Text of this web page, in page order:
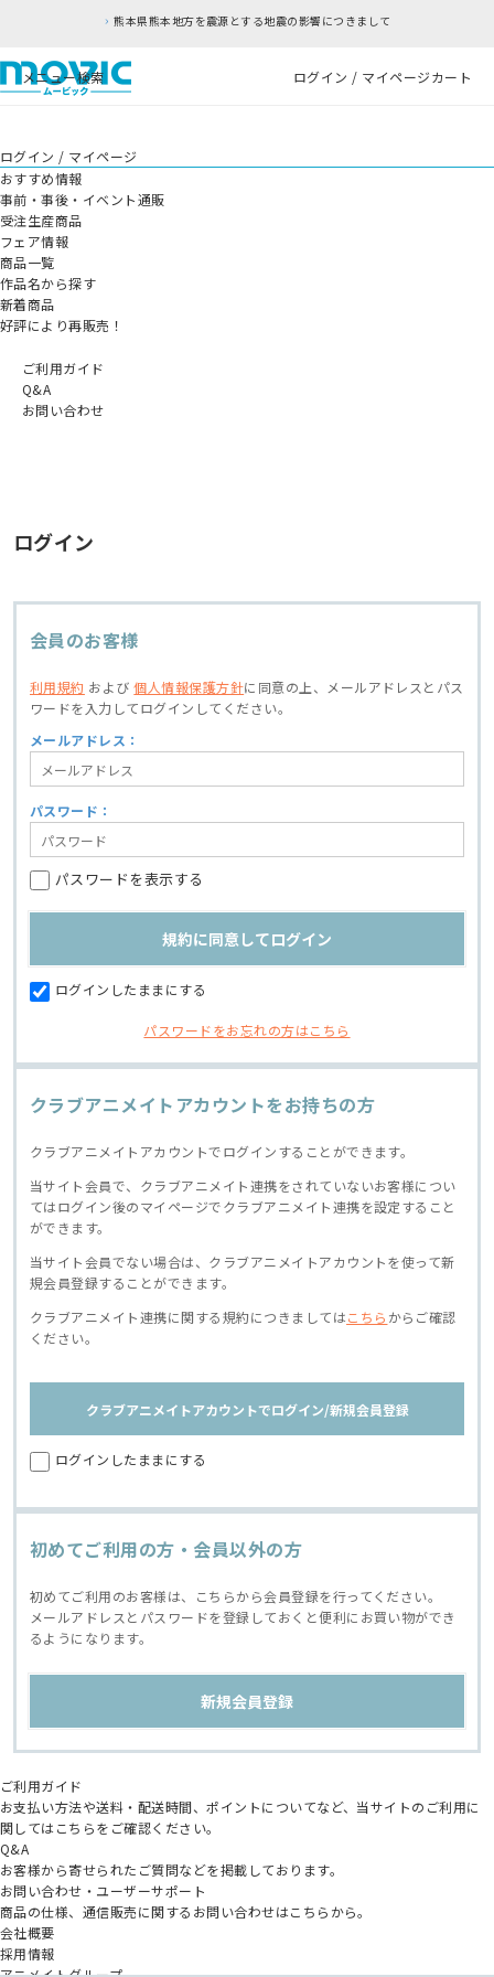
熊本県熊本地方を震源とする地震の影響につきまして
メニュー検索 ログイン / マイページカート
ログイン / マイページ
おすすめ情報
事前・事後・イベント通販
受注生産商品
フェア情報
商品一覧
作品名から探す
新着商品
好評により再販売！
ご利用ガイド
Q&A
お問い合わせ
ログイン
会員のお客様
利用規約 および個人情報保護方針に同意の上、
メールアドレスとパス
ワードを入力してログインしてください。
メールアドレス：
パスワード：
パスワードを表示する
ログインしたままにする
パスワードをお忘れの方はこちら
クラブアニメイトアカウントをお持ちの方
クラブアニメイトアカウントでログインすることができます。
当サイト会員で、クラブアニメイト連携をされていないお客様につい
てはログイン後のマイページでクラブアニメイト連携を設定すること
ができます。
当サイト会員でない場合は、クラブアニメイトアカウントを使って新
規会員登録することができます。
クラブアニメイト連携に関する規約につきましてはこちら からご確認
ください。
クラブアニメイトアカウントでログイン/新規会員登録
ログインしたままにする
初めてご利用の方・会員以外の方
初めてご利用のお客様は、こちらから会員登録を行ってください。
メールアドレスとパスワードを登録しておくと便利にお買い物ができ
るようになります。
ご利用ガイド
お支払い方法や送料・配送時間、ポイントについてなど、当サイトのご利用に
関してはこちらをご確認ください。
Q&A
お客様から寄せられたご質問などを掲載しております。
お問い合わせ・ユーザーサポート
商品の仕様、通信販売に関するお問い合わせはこちらから。
会社概要
採用情報